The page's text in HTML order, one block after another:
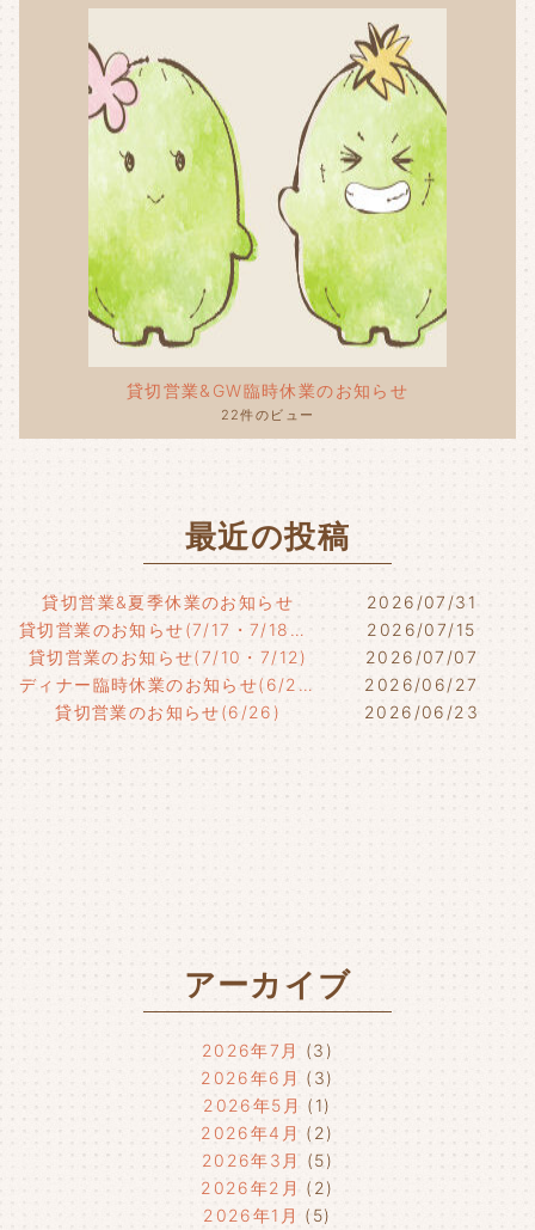
貸切営業&GW臨時休業のお知らせ
22件のビュー
最近の投稿
貸切営業&夏季休業のお知らせ
2026/07/31
貸切営業のお知らせ(7/17・7/18・7/21)
2026/07/15
貸切営業のお知らせ(7/10・7/12)
2026/07/07
ディナー臨時休業のお知らせ(6/29)
2026/06/27
貸切営業のお知らせ(6/26)
2026/06/23
アーカイブ
2026年7月
(3)
2026年6月 (3)
2026年5月 (1)
2026年4月 (2)
2026年3月
(5)
2026年2月 (2)
2026年1月 (5)